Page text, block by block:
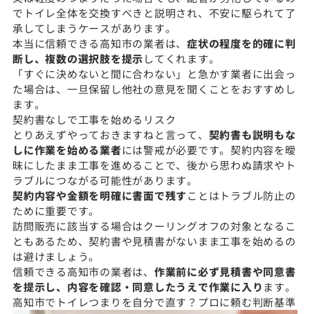
でトイレ全体を交換すべきと説明され、不安に駆られて了
承してしまうケースがあります。
本当に信頼できる高知市の業者は、 症状の程度を的確に判
断し、複数の選択肢を提示してくれます。
「すぐに決めないと間に合わない」と急かす業者に出会っ
た場合は、一旦保留し他社の意見を聞くことをおすすめし
ます。
契約書なしで工事を始めるリスク
とりあえずやっておきますねと言って、 契約書も説明もな
しに作業を始める業者には警戒が必要です。契約内容を曖
昧にしたまま工事を進めることで、後から思わぬ請求やト
ラブルにつながる可能性があります。
契約内容や金額を明確に書面で残すことはトラブル防止の
ために重要です。
訪問販売に該当する場合はクーリングオフの対象となるこ
ともあるため、契約書や見積書がないまま工事を始めるの
は避けましょう。
信頼できる高知市の業者は、 作業前に必ず見積書や同意書
を提示し、内容を確認・同意したうえで作業に入ります。
高知市でトイレつまりを自分で直す？プロに頼む判断基準